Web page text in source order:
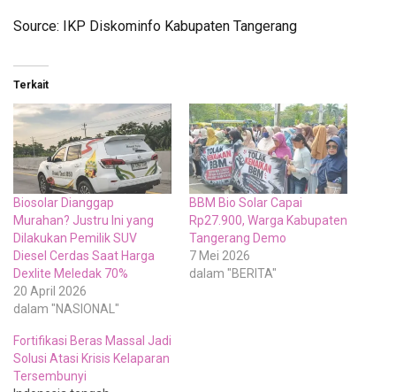
Source: IKP Diskominfo Kabupaten Tangerang
Terkait
Biosolar Dianggap
Murahan? Justru Ini yang
Dilakukan Pemilik SUV
Diesel Cerdas Saat Harga
Dexlite Meledak 70%
20 April 2026
dalam "NASIONAL"
BBM Bio Solar Capai
Rp27.900, Warga Kabupaten
Tangerang Demo
7 Mei 2026
dalam "BERITA"
Fortifikasi Beras Massal Jadi
Solusi Atasi Krisis Kelaparan
Tersembunyi